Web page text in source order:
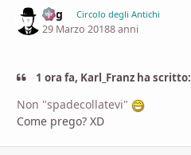
Fog Circolo degli Antichi
29 Marzo 20188 anni
1 ora fa, Karl_Franz ha scritto:
Non "spadecollatevi"
Come prego? XD